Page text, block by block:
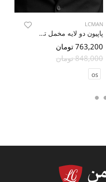
LCMAN
پاپیون دو لایه مخمل تک خط مشکی 7
763,200 تومان
848,000 تومان
OS